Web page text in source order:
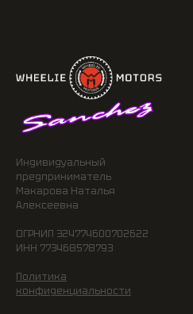
Индивидуальный
предприниматель
Макарова Наталья
Алексеевна
ОГРНИП 324774600702622
ИНН 773468578793
Политика
конфиденциальности